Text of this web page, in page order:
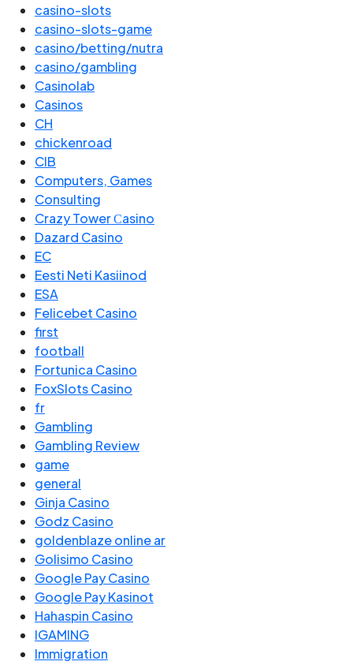
casino-slots
casino-slots-game
casino/betting/nutra
casino/gambling
Casinolab
Casinos
CH
chickenroad
CIB
Computers, Games
Consulting
Crazy Tower Сasino
Dazard Casino
EC
Eesti Neti Kasiinod
ESA
Felicebet Casino
first
football
Fortunica Casino
FoxSlots Casino
fr
Gambling
Gambling Review
game
general
Ginja Casino
Godz Casino
goldenblaze online ar
Golisimo Casino
Google Pay Casino
Google Pay Kasinot
Hahaspin Casino
IGAMING
Immigration